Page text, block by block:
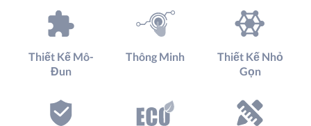
Thiết Kế Mô-
Đun
Thông Minh
Thiết Kế Nhỏ
Gọn